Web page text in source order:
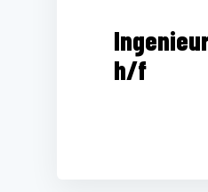
h/f